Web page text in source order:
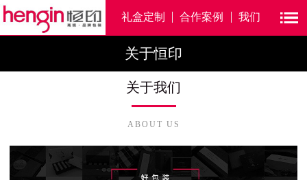
礼盒定制 合作案例 我们
关于恒印
关于我们
ABOUT US